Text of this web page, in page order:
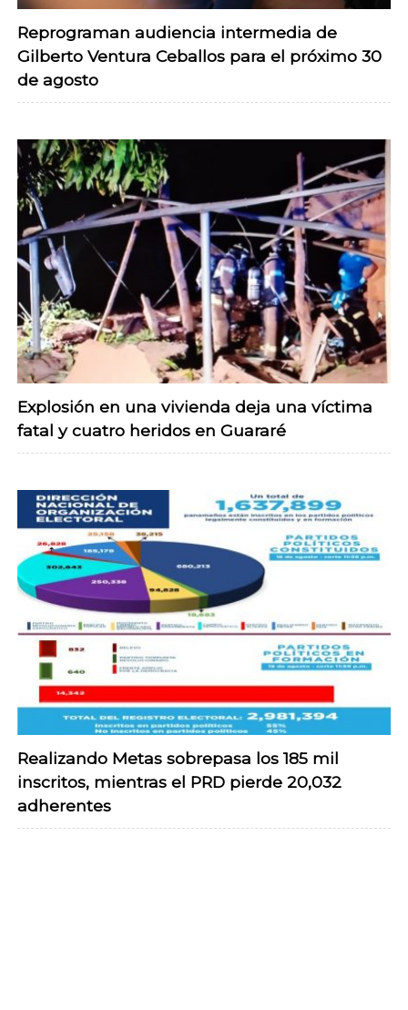
Reprograman audiencia intermedia de
Gilberto Ventura Ceballos para el próximo 30
de agosto
Explosión en una vivienda deja una víctima
fatal y cuatro heridos en Guararé
Realizando Metas sobrepasa los 185 mil
inscritos, mientras el PRD pierde 20,032
adherentes